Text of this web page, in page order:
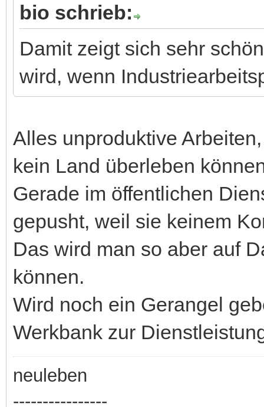
bio schrieb:
Damit zeigt sich sehr
wird, wenn
Alles unproduktive
kein Land überleben
Gerade im öffentlichen
gepusht, weil sie keinem
Das wird man so aber auf
können.
Wird noch ein Gerangel
Werkbank zur
neuleben
----------------